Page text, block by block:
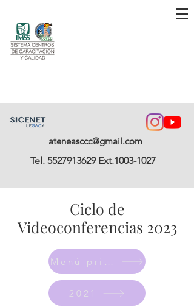
ateneasccc@gmail.com
Tel. 5527913629Ext.1003-1027
Ciclo de
Videoconferencias 2023
2021